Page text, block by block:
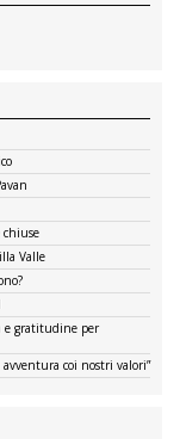
chiuse
Valle
e gratitudine per
avventura coi nostri valori”